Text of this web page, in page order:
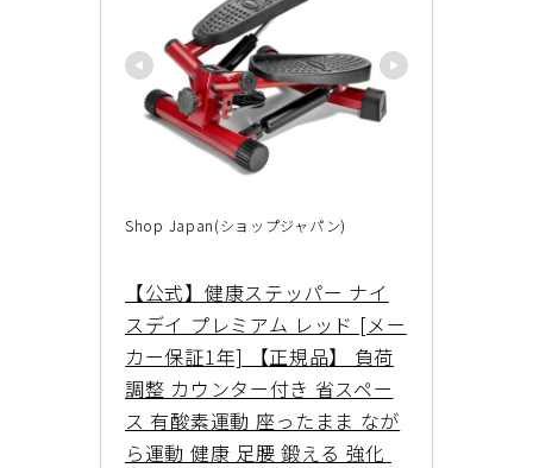
Shop Japan(ショップジャパン)
【公式】健康ステッパー ナイ
スデイ プレミアム レッド [メー
カー保証1年] 【正規品】 負荷
調整 カウンター付き 省スペー
ス 有酸素運動 座ったまま なが
ら運動 健康 足腰 鍛える 強化